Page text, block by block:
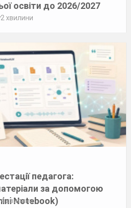
освіти до 2026/2027
хвилини
педагога:
за допомогою
Notebook)
хвилини